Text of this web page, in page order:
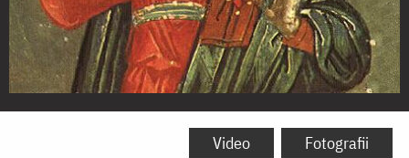
Sfântul
Video Fotografii